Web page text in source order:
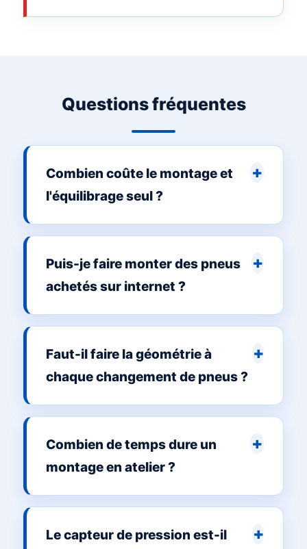
Questions fréquentes
Combien coûte le montage et
l'équilibrage seul ?
Puis-je faire monter des pneus
achetés sur internet ?
Faut-il faire la géométrie à
chaque changement de pneus ?
Combien de temps dure un
montage en atelier ?
Le capteur de pression est-il